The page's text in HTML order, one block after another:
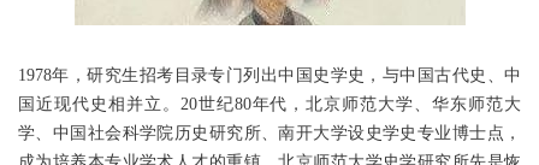
1978年，研究生招考目录专门列出中国史学史，与中国古代史、中
国近现代史相并立。20世纪80年代，北京师范大学、华东师范大
学、中国社会科学院历史研究所、南开大学设史学史专业博士点，